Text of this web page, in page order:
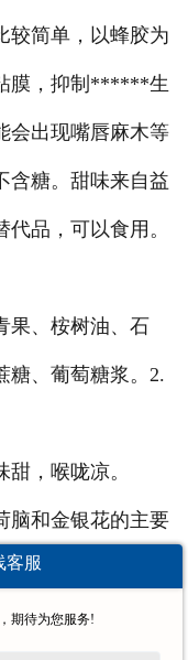
简单，以蜂胶为
膜，抑制******生
会出现嘴唇麻木等
含糖。甜味来自益
品，可以食用。
、桉树油、石
糖、葡萄糖浆。2.
，喉咙凉。
和金银花的主要
炎和慢性咽炎有
萄糖，含量高，
客服
期待为您服务!